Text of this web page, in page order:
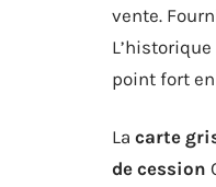
vente.
point fort
La carte
de cession